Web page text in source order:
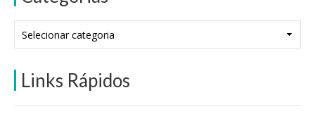
Links Rápidos